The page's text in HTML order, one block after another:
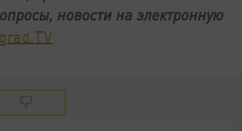
новости на электронную